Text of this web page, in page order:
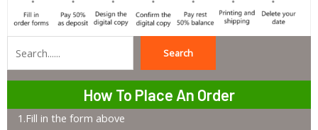
Search
How To Place An Order
1.Fill in the form above